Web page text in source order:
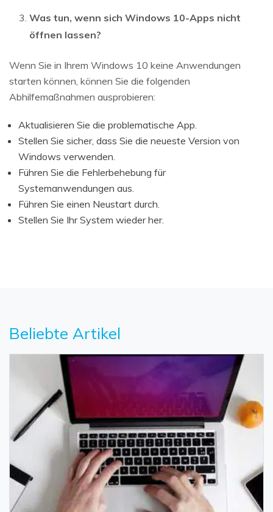
Was tun, wenn sich Windows 10-Apps nicht
öffnen lassen?
Wenn Sie in Ihrem Windows 10 keine Anwendungen
starten können, können Sie die folgenden
Abhilfemaßnahmen ausprobieren:
Aktualisieren Sie die problematische App.
Stellen Sie sicher, dass Sie die neueste Version von
Windows verwenden.
Führen Sie die Fehlerbehebung für
Systemanwendungen aus.
Führen Sie einen Neustart durch.
Stellen Sie Ihr System wieder her.
Beliebte Artikel